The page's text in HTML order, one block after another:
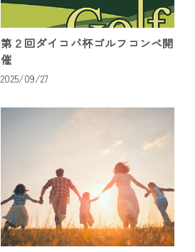
第２回ダイコバ杯ゴルフコンペ開
催
2025/09/27